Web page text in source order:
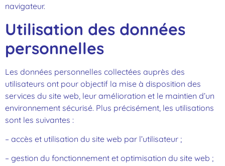
navigateur.
Utilisation des données
personnelles
Les données personnelles collectées auprès des
utilisateurs ont pour objectif la mise à disposition des
services du site web, leur amélioration et le maintien d’un
environnement sécurisé. Plus précisément, les utilisations
sont les suivantes :
– accès et utilisation du site web par l’utilisateur ;
– gestion du fonctionnement et optimisation du site web ;